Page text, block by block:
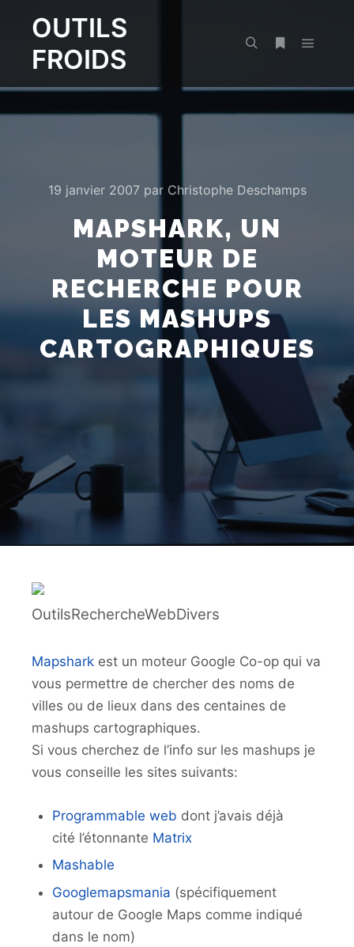
OUTILS
FROIDS
19 janvier 2007 par Christophe Deschamps
MAPSHARK, UN
MOTEUR DE
RECHERCHE POUR
LES MASHUPS
CARTOGRAPHIQUES
OutilsRechercheWebDivers
Mapshark est un moteur Google Co-op qui va
vous permettre de chercher des noms de
villes ou de lieux dans des centaines de
mashups cartographiques.
Si vous cherchez de l’info sur les mashups je
vous conseille les sites suivants:
Programmable web dont j’avais déjà
cité l’étonnante Matrix
Mashable
Googlemapsmania (spécifiquement
autour de Google Maps comme indiqué
dans le nom)